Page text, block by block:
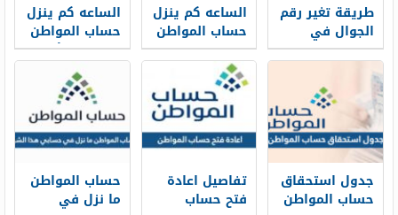
طريقة تغير رقم
الجوال في
حساب المواطن
بالخطوات 1448
الساعه كم ينزل
حساب المواطن
في بنك
الراجحي 1448
الساعه كم ينزل
حساب المواطن
في بنك الأهلي
1448
جدول استحقاق
حساب المواطن
تفاصيل اعادة
فتح حساب
حساب المواطن
ما نزل في